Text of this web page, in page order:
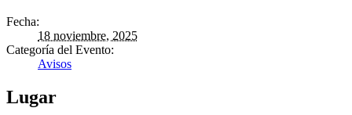
Fecha:
18 noviembre, 2025
Categoría del Evento:
Avisos
Lugar